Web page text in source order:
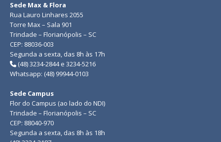
Sede Max & Flora
Rua Lauro Linhares 2055
Torre Max – Sala 901
Trindade – Florianópolis – SC
CEP: 88036-003
Segunda a sexta, das 8h às 17h
(48) 3234-2844 e 3234-5216
Whatsapp: (48) 99944-0103
Sede Campus
Flor do Campus (ao lado do NDI)
Trindade – Florianópolis – SC
CEP: 88040-970
Segunda a sexta, das 8h às 18h